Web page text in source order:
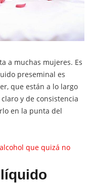
a muchas mujeres. Es
preseminal es
que están a lo largo
y de consistencia
en la punta del
que quizá no